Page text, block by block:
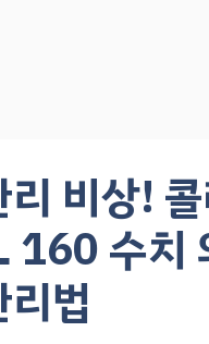
비상!
160 수치
법